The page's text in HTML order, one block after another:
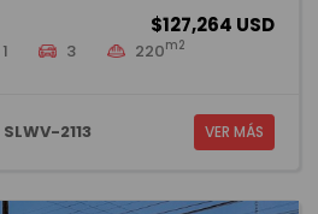
$127,264 USD
1 3 220m2
SLWV-2113 VER MÁS